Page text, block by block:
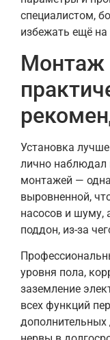
специалистом,
избежать ещё
Монтаж
Установка
лично наблюдал
монтажей —
выровненной,
насосов и шуму,
поддон, из-за
уровня пола,
заземление
всех функций
дополнительных